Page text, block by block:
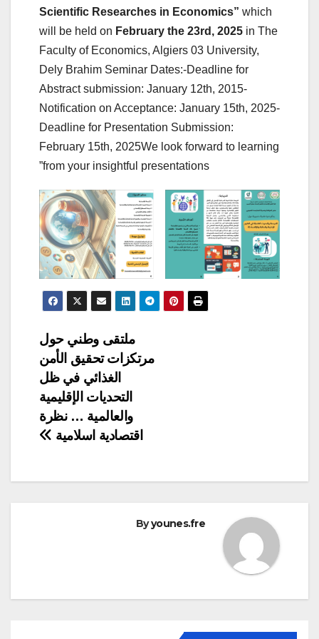
Scientific Researches in Economics” which
will be held on February the 23rd, 2025 in The
Faculty of Economics, Algiers 03 University,
Dely Brahim Seminar Dates:-Deadline for
Abstract submission: January 12th, 2015-
Notification on Acceptance: January 15th, 2025-
Deadline for Presentation Submission:
February 15th, 2025We look forward to learning
from your insightful presentations”
ملتقى وطني حول
مرتكزات تحقيق الأمن
الغذائي في ظل
التحديات الإقليمية
والعالمية … نظرة
اقتصادية اسلامية
Byyounes.fre